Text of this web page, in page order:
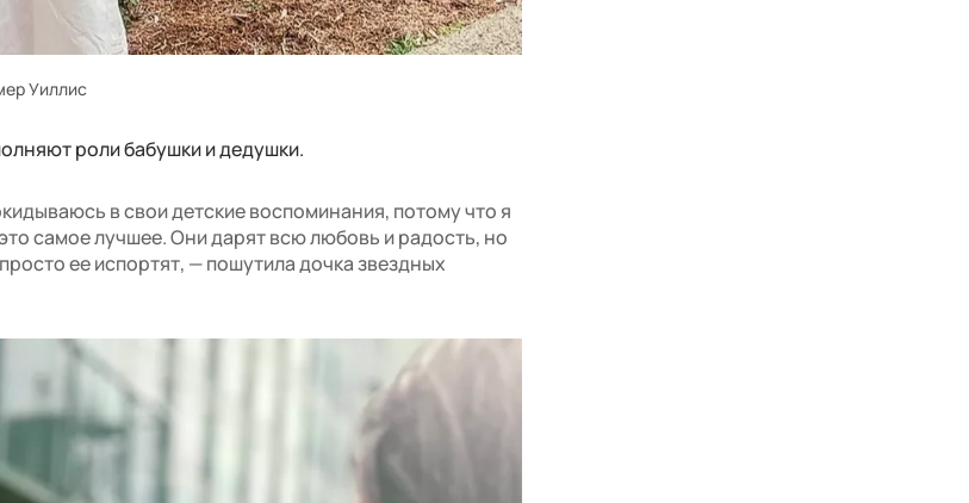
Уиллис
роли бабушки и дедушки.
в свои детские воспоминания, потому что я
самое лучшее. Они дарят всю любовь и радость, но
ее испортят, — пошутила дочка звездных